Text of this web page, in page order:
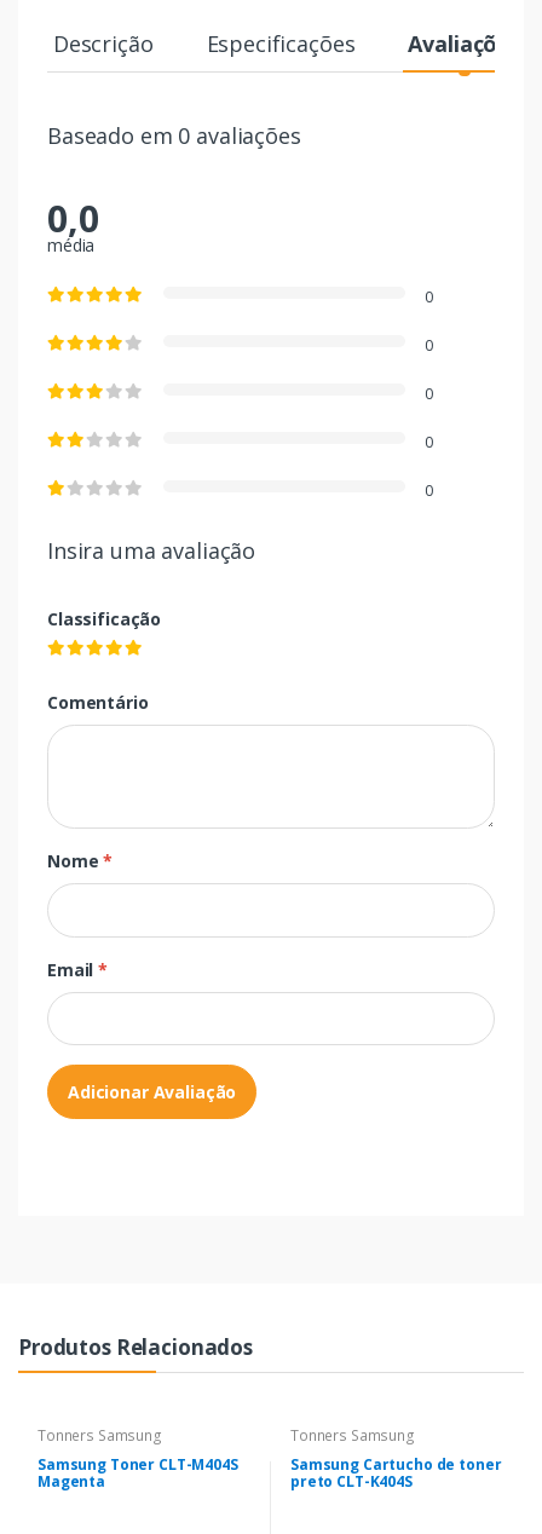
Descrição Especificações Avaliações
Baseado em 0 avaliações
0,0
média
0
0
0
0
0
Insira uma avaliação
Classificação
Comentário
Nome*
Email*
Adicionar Avaliação
Produtos Relacionados
Tonners Samsung
Samsung Toner CLT-M404S
Magenta
Tonners Samsung
Samsung Cartucho de toner
preto CLT-K404S